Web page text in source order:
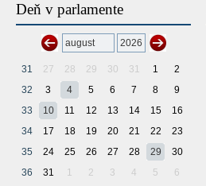
Deň v parlamente
31 27 28 29 30 31 1
2
32
3 4 5 6 7 8
9
33
10 11 12 13 14 15
16
34
17 18 19 20 21 22
23
35
24 25 26 27 28 29
30
36
31 1 2 3 4 5 6